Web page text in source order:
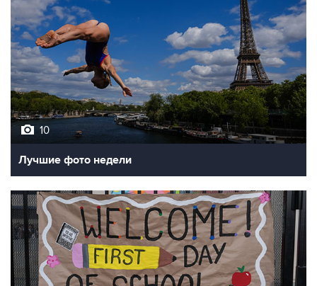
10
Лучшие фото недели